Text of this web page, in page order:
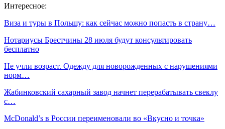
Интересное:
Виза и туры в Польшу: как сейчас можно попасть в страну…
Нотариусы Брестчины 28 июля будут консультировать
бесплатно
Не учли возраст. Одежду для новорожденных с нарушениями
норм…
Жабинковский сахарный завод начнет перерабатывать свеклу
с…
McDonald’s в России переименовали во «Вкусно и точка»